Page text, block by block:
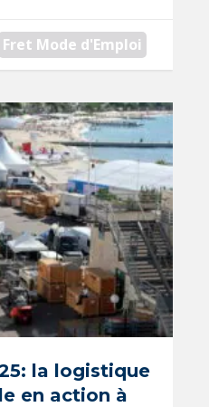
Fret Mode d'Emploi
la logistique
en action à